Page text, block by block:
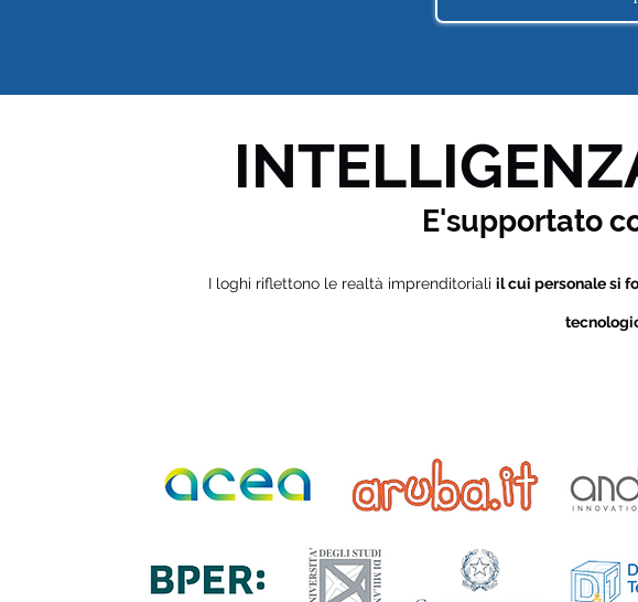
E'supportato
I loghi riflettono le realtà imprenditoriali il cui personale si